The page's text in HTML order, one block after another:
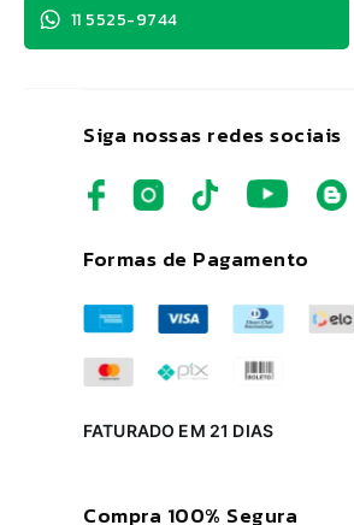
Siga nossas redes sociais
Formas de Pagamento
FATURADO EM 21 DIAS
Compra 100% Segura
11 5525-9744